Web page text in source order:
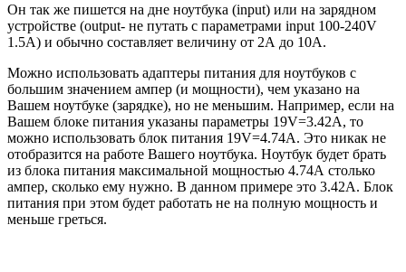
Он так же пишется на дне ноутбука (input) или на зарядном
устройстве (output- не путать с параметрами input 100-240V
1.5A) и обычно составляет величину от 2А до 10A.
Можно использовать адаптеры питания для ноутбуков с
большим значением ампер (и мощности), чем указано на
Вашем ноутбуке (зарядке), но не меньшим. Например, если на
Вашем блоке питания указаны параметры 19V=3.42A, то
можно использовать блок питания 19V=4.74A. Это никак не
отобразится на работе Вашего ноутбука. Ноутбук будет брать
из блока питания максимальной мощностью 4.74А столько
ампер, сколько ему нужно. В данном примере это 3.42А. Блок
питания при этом будет работать не на полную мощность и
меньше греться.